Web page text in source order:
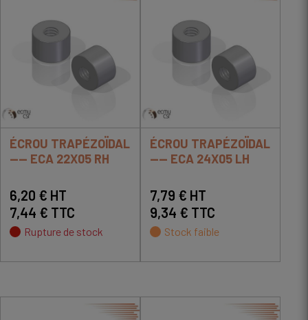
ÉCROU TRAPÉZOÏDAL
---- ECA 22X05 RH
6,20 € HT
7,44 € TTC
Rupture de stock
ÉCROU TRAPÉZOÏDAL
---- ECA 24X05 LH
7,79 € HT
9,34 € TTC
Stock faible